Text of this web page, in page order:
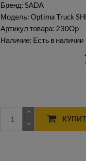
Бренд: SADA
Модель: Optima Truck
Артикул товара: 230Op
Наличие: Есть в наличии